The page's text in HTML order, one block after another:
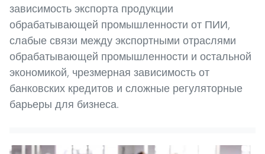
зависимость экспорта продукции
обрабатывающей промышленности от ПИИ,
слабые связи между экспортными отраслями
обрабатывающей промышленности и остальной
экономикой, чрезмерная зависимость от
банковских кредитов и сложные регуляторные
барьеры для бизнеса.